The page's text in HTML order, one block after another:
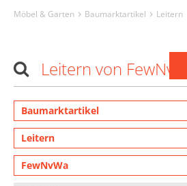
Möbel & Garten Baumarktartikel Leitern
Leitern von FewNvWa
Baumarktartikel
Leitern
FewNvWa